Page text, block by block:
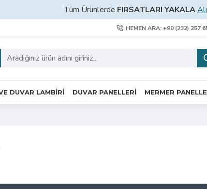
Tüm Ürünlerde FIRSATLARI YAKALA
HEMEN ARA: +90 (232) 257
DUVAR LAMBIRI DUVAR PANELLERI MERMER